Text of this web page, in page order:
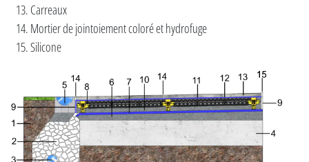
Carreaux
Mortier de jointoiement coloré et hydrofuge
Silicone